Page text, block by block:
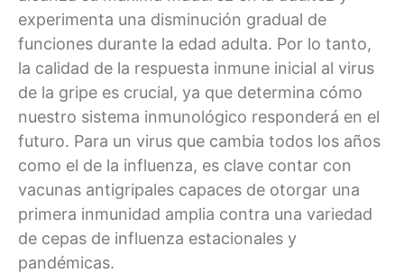
experimenta una disminución gradual de
funciones durante la edad adulta. Por lo tanto,
la calidad de la respuesta inmune inicial al virus
de la gripe es crucial, ya que determina cómo
nuestro sistema inmunológico responderá en el
futuro. Para un virus que cambia todos los años
como el de la influenza, es clave contar con
vacunas antigripales capaces de otorgar una
primera inmunidad amplia contra una variedad
de cepas de influenza estacionales y
pandémicas.